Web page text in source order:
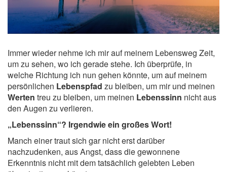
Immer wieder nehme ich mir auf meinem Lebensweg Zeit,
um zu sehen, wo ich gerade stehe. Ich überprüfe, in
welche Richtung ich nun gehen könnte, um auf meinem
persönlichen Lebenspfad zu bleiben, um mir und meinen
Werten treu zu bleiben, um meinen Lebenssinn nicht aus
den Augen zu verlieren.
„Lebenssinn“? Irgendwie ein großes Wort!
Manch einer traut sich gar nicht erst darüber
nachzudenken, aus Angst, dass die gewonnene
Erkenntnis nicht mit dem tatsächlich gelebten Leben